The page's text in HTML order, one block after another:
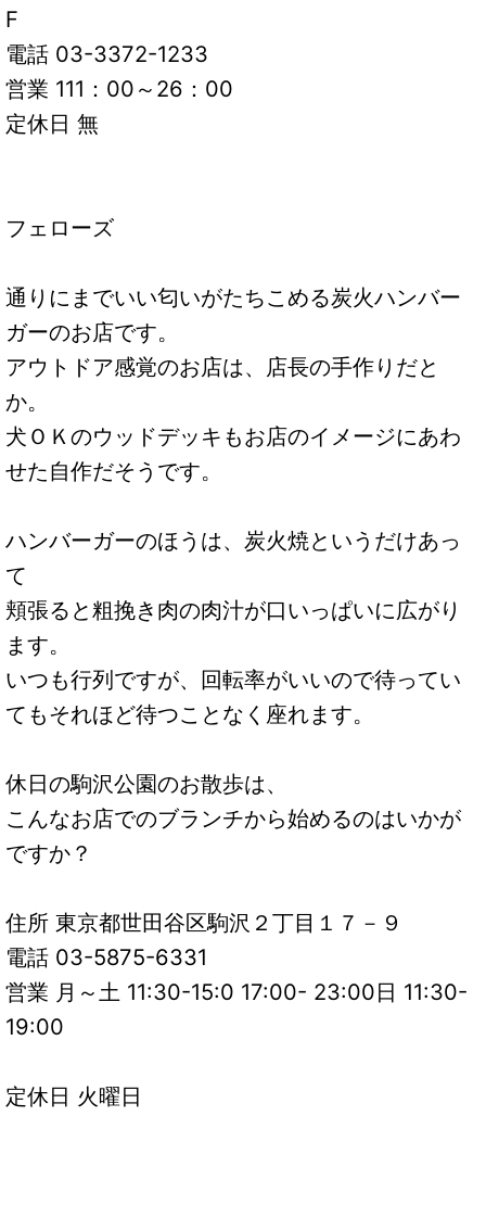
F
電話 03-3372-1233
営業 111：00～26：00
定休日 無
フェローズ
通りにまでいい匂いがたちこめる炭火ハンバー
ガーのお店です。
アウトドア感覚のお店は、店長の手作りだと
か。
犬ＯＫのウッドデッキもお店のイメージにあわ
せた自作だそうです。
ハンバーガーのほうは、炭火焼というだけあっ
て
頬張ると粗挽き肉の肉汁が口いっぱいに広がり
ます。
いつも行列ですが、回転率がいいので待ってい
てもそれほど待つことなく座れます。
休日の駒沢公園のお散歩は、
こんなお店でのブランチから始めるのはいかが
ですか？
住所 東京都世田谷区駒沢２丁目１７－９
電話 03-5875-6331
営業 月～土 11:30-15:0 17:00- 23:00日 11:30-
19:00
定休日 火曜日